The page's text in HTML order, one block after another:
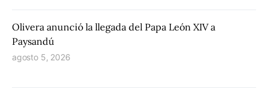
Olivera anunció la llegada del Papa León XIV a
Paysandú
agosto 5, 2026